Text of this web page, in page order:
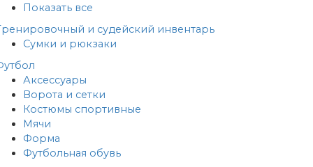
Показать все
и судейский инвентарь
Сумки и рюкзаки
Аксессуары
Ворота и сетки
Костюмы спортивные
Мячи
Форма
Футбольная обувь